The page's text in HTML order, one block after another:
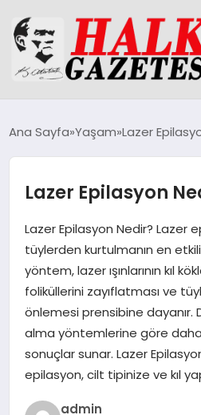
DÜNYA
EĞITIM
EKONOMI
MAGAZIN
SAĞLIK
SIYASET
SPOR
Ana Sayfa Yaşam Lazer
Lazer Epilasyon
Lazer Epilasyon Nedir? Lazer
tüylerden kurtulmanın en
yöntem, lazer ışınlarının kıl
foliküllerini zayıflatması ve
önlemesi prensibine dayanır.
alma yöntemlerine göre daha
sonuçlar sunar. Lazer Epilasyon
epilasyon, cilt tipinize ve kıl
admin